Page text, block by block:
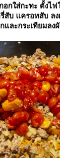
อกใส่กะทะ ตั้งไฟ
สับ แครอทสับ ล
ละกระเทียมลง